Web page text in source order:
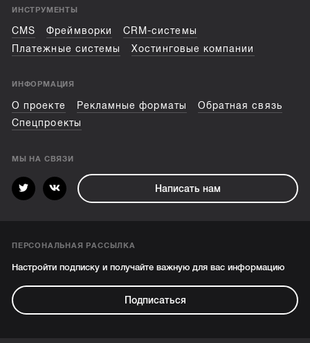
ИНСТРУМЕНТЫ
CMS Фреймворки
CRM-системы
Платежные системы
Хостинговые компании
ИНФОРМАЦИЯ
О проекте Рекламные форматы
Обратная связь
Спецпроекты
МЫ НА СВЯЗИ
Написать нам
ПЕРСОНАЛЬНАЯ РАССЫЛКА
Настройти подписку и получайте важную для вас информацию
Подписаться